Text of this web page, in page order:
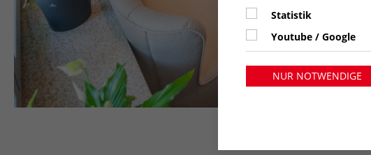
Statistik
Youtube / Google
NUR NOTWENDIGE